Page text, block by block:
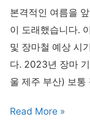
장
내
“경
찰
에
사
본격적인 여름을
이 도래했습니다.
및 장마철 예상 시
다. 2023년 장마
울 제주 부산) 보통
2023
Read More »